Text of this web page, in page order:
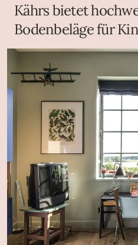
Kährs bietet
Bodenbeläge für